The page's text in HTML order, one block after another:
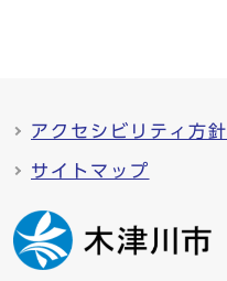
アクセシビリティ方針
サイトマップ